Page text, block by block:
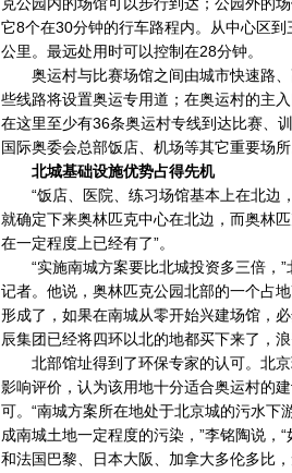
它8个在30分钟的行车路程内。从中心区
公里。最远处用时可以控制在28分钟。
奥运村与比赛场馆之间由城市快速路、
些线路将设置奥运专用道；在奥运村的主
在这里至少有36条奥运村专线到达比赛、
国际奥委会总部饭店、机场等其它重要场所
北城基础设施优势占得先机
“饭店、医院、练习场馆基本上在北边
就确定下来奥林匹克中心在北边，而奥林
在一定程度上已经有了”。
“实施南城方案要比北城投资多三倍，”
记者。他说，奥林匹克公园北部的一个占
形成了，如果在南城从零开始兴建场馆，
辰集团已经将四环以北的地都买下来了，浪
北部馆址得到了环保专家的认可。北京
影响评价，认为该用地十分适合奥运村的
可。“南城方案所在地处于北京城的污水下
成南城土地一定程度的污染，”李铭陶说，
和法国巴黎、日本大阪、加拿大多伦多比